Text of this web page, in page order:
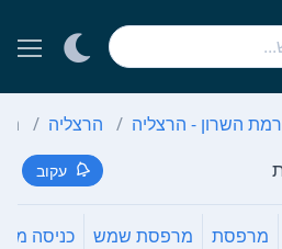
רמת השרון - הרצליה הרצליה
עקוב
מרפסת מרפסת שמש כניסה